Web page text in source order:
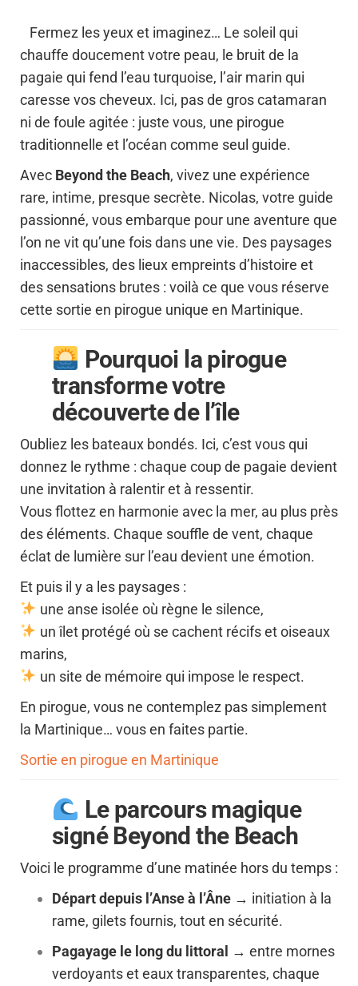
Fermez les yeux et imaginez… Le soleil qui
chauffe doucement votre peau, le bruit de la
pagaie qui fend l’eau turquoise, l’air marin qui
caresse vos cheveux. Ici, pas de gros catamaran
ni de foule agitée : juste vous, une pirogue
traditionnelle et l’océan comme seul guide.
Avec Beyond the Beach, vivez une expérience
rare, intime, presque secrète. Nicolas, votre guide
passionné, vous embarque pour une aventure que
l’on ne vit qu’une fois dans une vie. Des paysages
inaccessibles, des lieux empreints d’histoire et
des sensations brutes : voilà ce que vous réserve
cette sortie en pirogue unique en Martinique.
Pourquoi la pirogue
transforme votre
découverte de l’île
Oubliez les bateaux bondés. Ici, c’est vous qui
donnez le rythme : chaque coup de pagaie devient
une invitation à ralentir et à ressentir.
Vous flottez en harmonie avec la mer, au plus près
des éléments. Chaque souffle de vent, chaque
éclat de lumière sur l’eau devient une émotion.
Et puis il y a les paysages :
une anse isolée où règne le silence,
un îlet protégé où se cachent récifs et oiseaux
marins,
un site de mémoire qui impose le respect.
En pirogue, vous ne contemplez pas simplement
la Martinique… vous en faites partie.
Sortie en pirogue en Martinique
Le parcours magique
signé Beyond the Beach
Voici le programme d’une matinée hors du temps :
Départ depuis l’Anse à l’Âne → initiation à la
rame, gilets fournis, tout en sécurité.
Pagayage le long du littoral → entre mornes
verdoyants et eaux transparentes, chaque